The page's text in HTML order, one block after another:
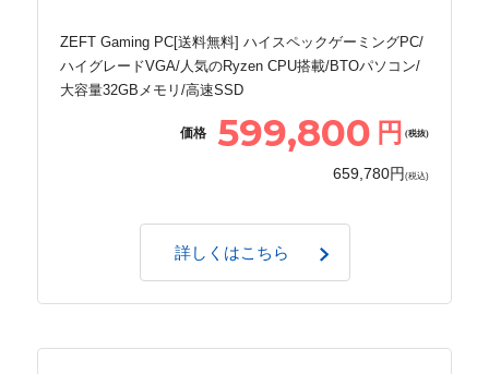
ZEFT Gaming PC[送料無料] ハイスペックゲーミングPC/
ハイグレードVGA/人気のRyzen CPU搭載/BTOパソコン/
大容量32GBメモリ/高速SSD
価格 599,800 円 (税抜)
659,780円 (税込)
詳しくはこちら